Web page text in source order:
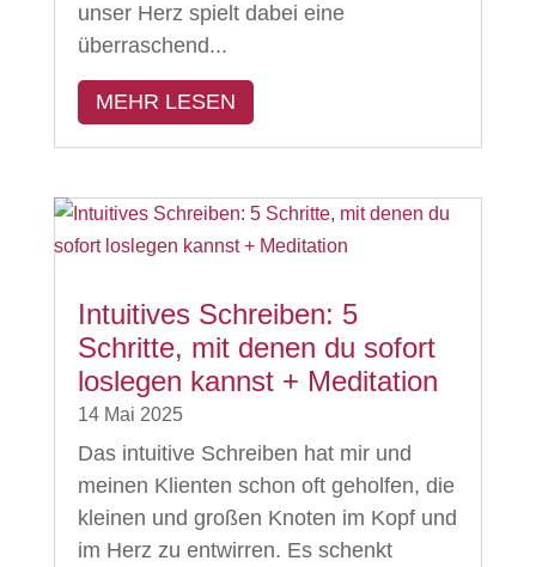
unser Herz spielt dabei eine
überraschend...
MEHR LESEN
Intuitives Schreiben: 5
Schritte, mit denen du sofort
loslegen kannst + Meditation
14 Mai 2025
Das intuitive Schreiben hat mir und
meinen Klienten schon oft geholfen, die
kleinen und großen Knoten im Kopf und
im Herz zu entwirren. Es schenkt